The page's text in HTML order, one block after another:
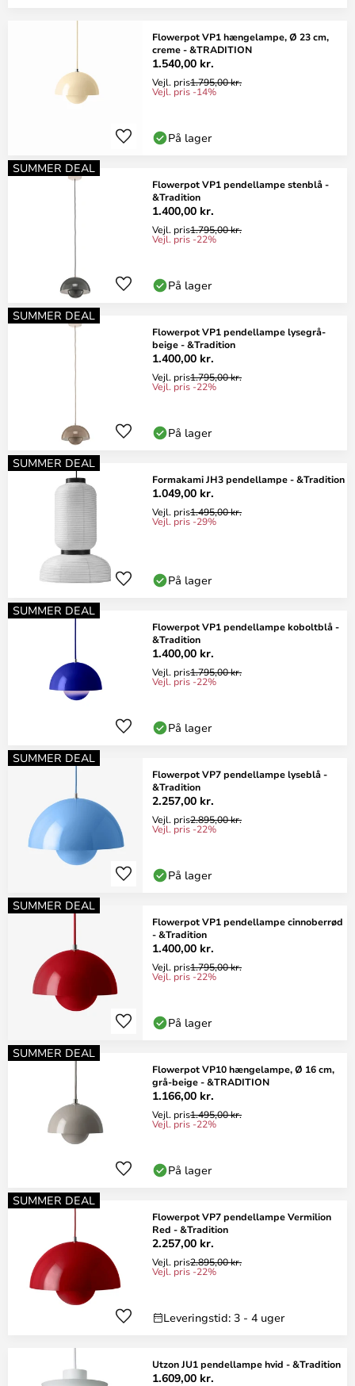
Flowerpot VP1 hængelampe, Ø 23 cm,
creme - &TRADITION
1.540,00 kr.
Vejl. pris1.795,00 kr.
Vejl. pris -14%
På lager
SUMMER DEAL
Flowerpot VP1 pendellampe stenblå -
&Tradition
1.400,00 kr.
Vejl. pris1.795,00 kr.
Vejl. pris -22%
På lager
SUMMER DEAL
Flowerpot VP1 pendellampe lysegrå-
beige - &Tradition
1.400,00 kr.
Vejl. pris1.795,00 kr.
Vejl. pris -22%
På lager
SUMMER DEAL
Formakami JH3 pendellampe - &Tradition
1.049,00 kr.
Vejl. pris1.495,00 kr.
Vejl. pris -29%
På lager
SUMMER DEAL
Flowerpot VP1 pendellampe koboltblå -
&Tradition
1.400,00 kr.
Vejl. pris1.795,00 kr.
Vejl. pris -22%
På lager
SUMMER DEAL
Flowerpot VP7 pendellampe lyseblå -
&Tradition
2.257,00 kr.
Vejl. pris2.895,00 kr.
Vejl. pris -22%
På lager
SUMMER DEAL
Flowerpot VP1 pendellampe cinnoberrød
- &Tradition
1.400,00 kr.
Vejl. pris1.795,00 kr.
Vejl. pris -22%
På lager
SUMMER DEAL
Flowerpot VP10 hængelampe, Ø 16 cm,
grå-beige - &TRADITION
1.166,00 kr.
Vejl. pris1.495,00 kr.
Vejl. pris -22%
På lager
SUMMER DEAL
Flowerpot VP7 pendellampe Vermilion
Red - &Tradition
2.257,00 kr.
Vejl. pris2.895,00 kr.
Vejl. pris -22%
Leveringstid: 3 - 4 uger
Utzon JU1 pendellampe hvid - &Tradition
1.609,00 kr.